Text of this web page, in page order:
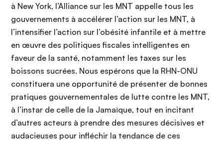
à New York, l’Alliance sur les MNT appelle tous les
gouvernements à accélérer l’action sur les MNT, à
l’intensifier l’action sur l’obésité infantile et à mettre
en œuvre des politiques fiscales intelligentes en
faveur de la santé, notamment les taxes sur les
boissons sucrées. Nous espérons que la RHN-ONU
constituera une opportunité de présenter de bonnes
pratiques gouvernementales de lutte contre les MNT,
à l’instar de celle de la Jamaïque, tout en incitant
d’autres acteurs à prendre des mesures décisives et
audacieuses pour infléchir la tendance de ces